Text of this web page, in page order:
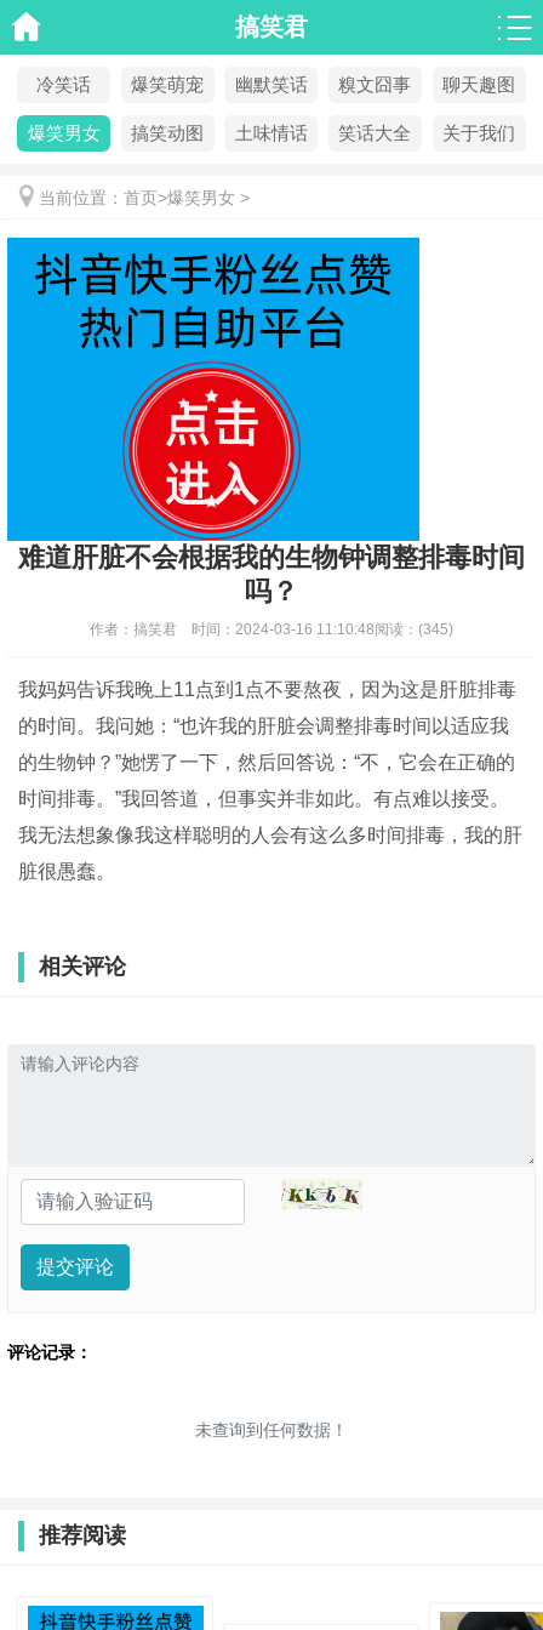
搞笑君
冷笑话 爆笑萌宠 幽默笑话 糗文囧事 聊天趣图
爆笑男女 搞笑动图 土味情话 笑话大全 关于我们
当前位置： 首页>爆笑男女 >
难道肝脏不会根据我的生物钟调整排毒时间
吗？
作者： 搞笑君 时间： 2024-03-16 11:10:48阅读： (345)
我妈妈告诉我晚上11点到1点不要熬夜，因为这是肝脏排毒
的时间。我问她 ：“也许我的 肝脏会调整排毒时间 以适应我
的生物钟 ？”她愣了一下，然后回答说 ：“不 ，它会在正确的
时间排毒。”我回答道，但事实并非如此。 有点难以接受。
我无法想象像我这样聪明的人 会有这么多时间排毒，我的肝
脏很愚蠢。
相关评论
提交评论
评论记录：
未查询到任何数据！
推荐阅读